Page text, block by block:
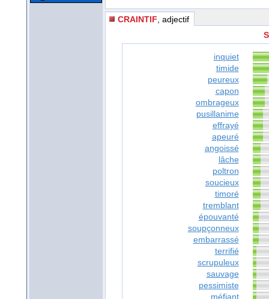
CRAINTIF , adjectif
inquiet
timide
peureux
capon
ombrageux
pusillanime
effrayé
apeuré
angoissé
lâche
poltron
soucieux
timoré
tremblant
épouvanté
soupçonneux
embarrassé
terrifié
scrupuleux
sauvage
pessimiste
méfiant